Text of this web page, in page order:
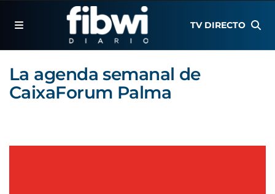
TV DIRECTO
La agenda semanal de
CaixaForum Palma